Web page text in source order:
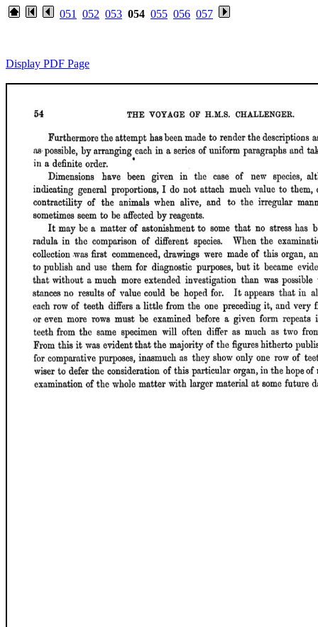
051 052 053 054 055 056 057
Display PDF Page